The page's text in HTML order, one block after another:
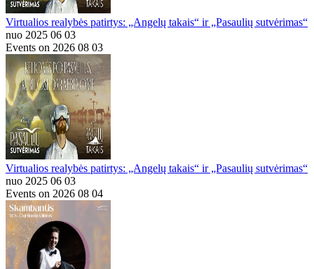
Virtualios realybės patirtys: „Angelų takais“ ir „Pasaulių sutvėrimas“
nuo 2025 06 03
Events on 2026 08 03
Virtualios realybės patirtys: „Angelų takais“ ir „Pasaulių sutvėrimas“
nuo 2025 06 03
Events on 2026 08 04